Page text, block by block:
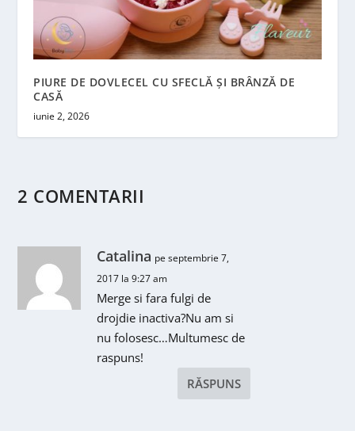
PIURE DE DOVLECEL CU SFECLĂ ȘI BRÂNZĂ DE
CASĂ
iunie 2, 2026
2 COMENTARII
Catalina pe septembrie 7,
2017 la 9:27 am
Merge si fara fulgi de
drojdie inactiva?Nu am si
nu folosesc…Multumesc de
raspuns!
RĂSPUNS